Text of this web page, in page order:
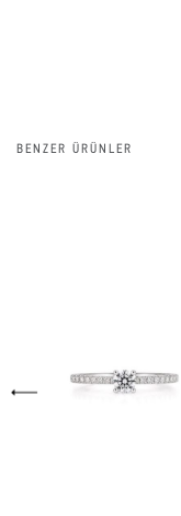
BENZER ÜRÜNLER